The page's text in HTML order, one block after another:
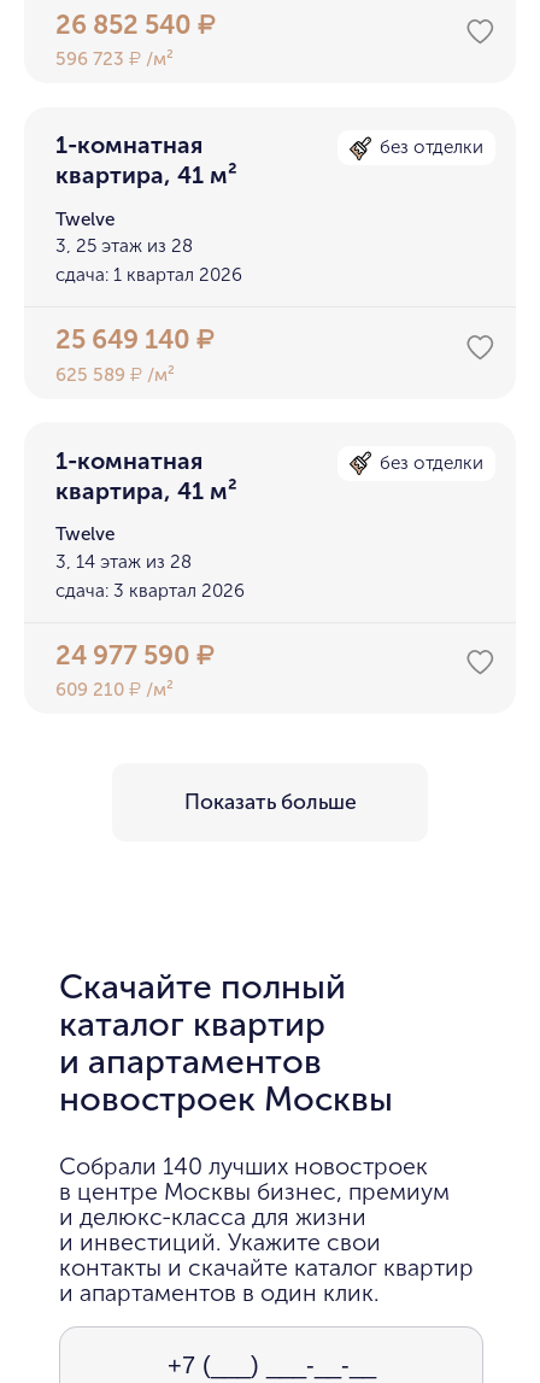
26 852 540₽
596 723₽ /м²
1-комнатная
квартира, 41 м²
без отделки
Twelve
3, 25 этаж из 28
сдача: 1 квартал 2026
25 649 140₽
625 589₽ /м²
1-комнатная
квартира, 41 м²
без отделки
Twelve
3, 14 этаж из 28
сдача: 3 квартал 2026
24 977 590₽
609 210₽ /м²
Показать больше
Скачайте полный
каталог квартир
и апартаментов
новостроек Москвы
Собрали 140 лучших новостроек
в центре Москвы бизнес, премиум
и делюкс-класса для жизни
и инвестиций. Укажите свои
контакты и скачайте каталог квартир
и апартаментов в один клик.